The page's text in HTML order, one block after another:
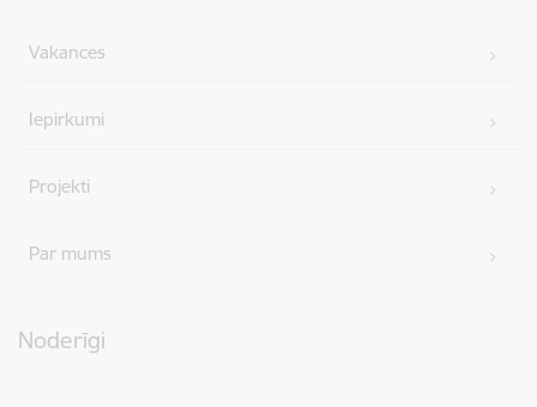
Vakances
Iepirkumi
Projekti
Par mums
Noderīgi